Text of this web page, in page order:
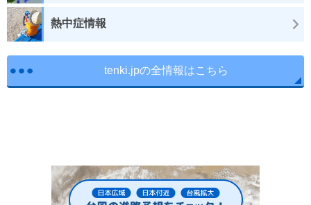
熱中症情報
tenki.jpの全情報はこちら